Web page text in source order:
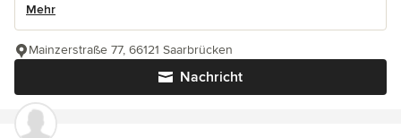
Mehr
Nachricht
Mainzerstraße 77, 66121 Saarbrücken